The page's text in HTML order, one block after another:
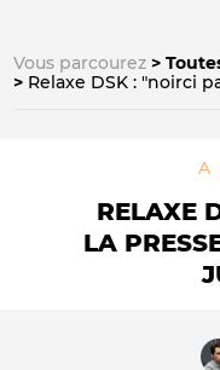
Vous parcourez
Relaxe DSK : "noirci
RELAXE
LA